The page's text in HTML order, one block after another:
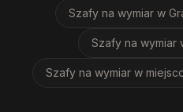
Szafy na wymiar w
Szafy na wymiar
Szafy na wymiar w